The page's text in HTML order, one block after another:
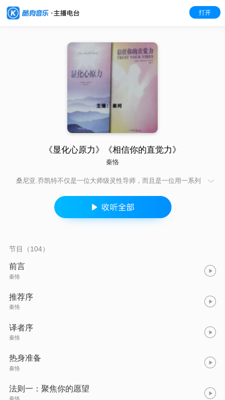
打开
《显化心原力》《相信你的直觉力》
秦恪
桑尼亚.乔凯特不仅是一位大师级灵性导师，而且是一位用一系列
践，并指导我们该如何去做。
节目（104）
前言
秦恪
推荐序
秦恪
译者序
秦恪
热身准备
秦恪
法则一：聚焦你的愿望
秦恪